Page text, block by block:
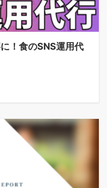
！食のSNS運用代